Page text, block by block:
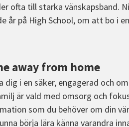
ofta till starka vänskapsband.
år på High School, om att bo i
away from home
dig i en säker, engagerad och
är vald med omsorg och
som du behöver om din
börja lära känna varandra